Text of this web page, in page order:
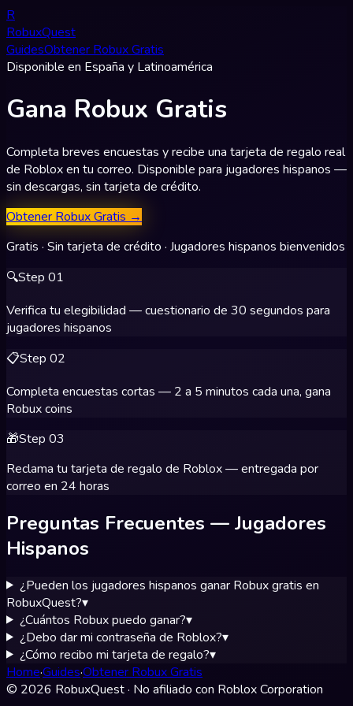
R
RobuxQuest
GuidesObtener Robux Gratis
Disponible en España y Latinoamérica
Gana Robux Gratis
Completa breves encuestas y recibe una tarjeta de regalo real
de Roblox en tu correo. Disponible para jugadores hispanos —
sin descargas, sin tarjeta de crédito.
Obtener Robux Gratis →
Gratis · Sin tarjeta de crédito · Jugadores hispanos bienvenidos
🔍Step 01
Verifica tu elegibilidad — cuestionario de 30 segundos para
jugadores hispanos
📋Step 02
Completa encuestas cortas — 2 a 5 minutos cada una, gana
Robux coins
🎁Step 03
Reclama tu tarjeta de regalo de Roblox — entregada por
correo en 24 horas
Preguntas Frecuentes — Jugadores
Hispanos
¿Pueden los jugadores hispanos ganar Robux gratis en
RobuxQuest?▾
¿Cuántos Robux puedo ganar?▾
¿Debo dar mi contraseña de Roblox?▾
¿Cómo recibo mi tarjeta de regalo?▾
Home·Guides·Obtener Robux Gratis
© 2026 RobuxQuest · No afiliado con Roblox Corporation